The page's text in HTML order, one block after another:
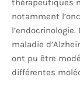
thérapeutiques
notamment
maladie
ont pu être
différentes